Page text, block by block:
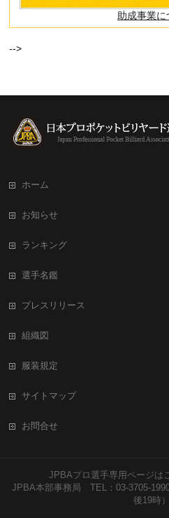
助成事業に
-->
ホーム
お知らせ
ランキング
選手名鑑
プレスリリース
組織図
服装規定
サイトマップ
お問合せ
JPBAプロ選手専用ページは
JPBA本部事務局 TEL：03-3705-
後19時）